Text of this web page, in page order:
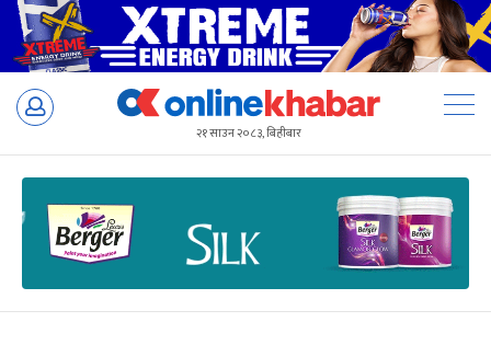
Skip
२१ साउन २०८३, बिहीबार